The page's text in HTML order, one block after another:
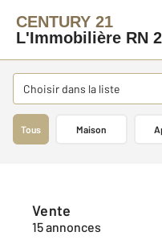
CENTURY 21
L'Immobilière RN
Choisir dans la liste
Tous Maison
Vente
15 annonces